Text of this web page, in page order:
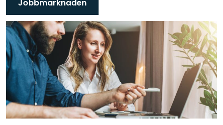
Jobbmarknaden